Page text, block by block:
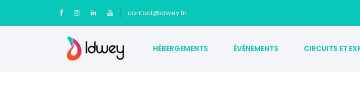
contact@idwey.tn
HÉBERGEMENTS ÉVÉNEMENTS CIRCUITS ET